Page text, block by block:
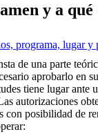
y a
de una parte
aprobarlo en
tiene lugar ante
autorizaciones
con posibilidad de